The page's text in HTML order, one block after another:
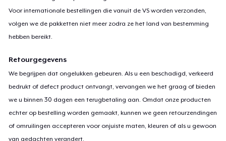
Voor internationale bestellingen die vanuit de VS worden verzonden,
volgen we de pakketten niet meer zodra ze het land van bestemming
hebben bereikt.
Retourgegevens
We begrijpen dat ongelukken gebeuren. Als u een beschadigd, verkeerd
bedrukt of defect product ontvangt, vervangen we het graag of bieden
we u binnen 30 dagen een terugbetaling aan. Omdat onze producten
echter op bestelling worden gemaakt, kunnen we geen retourzendingen
of omruilingen accepteren voor onjuiste maten, kleuren of als u gewoon
van gedachten verandert.